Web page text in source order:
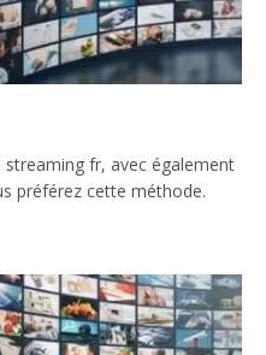
streaming fr, avec également
préférez cette méthode.